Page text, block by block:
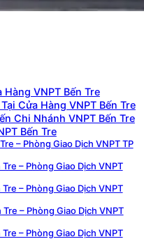
VNPT Bến Tre
Cửa Hàng VNPT Bến Tre
Chi Nhánh VNPT Bến Tre
Bến Tre
– Phòng Giao Dịch VNPT TP
– Phòng Giao Dịch VNPT
– Phòng Giao Dịch VNPT
– Phòng Giao Dịch VNPT
– Phòng Giao Dịch VNPT